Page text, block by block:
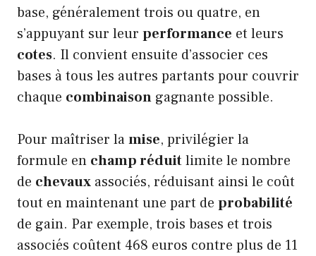
base, généralement trois ou quatre, en
s’appuyant sur leur performance et leurs
cotes. Il convient ensuite d’associer ces
bases à tous les autres partants pour couvrir
chaque combinaison gagnante possible.
Pour maîtriser lamise, privilégier la
formule en champ réduitlimite le nombre
de chevaux associés, réduisant ainsi le coût
tout en maintenant une part de probabilité
de gain. Par exemple, trois bases et trois
associés coûtent 468 euros contre plus de 11